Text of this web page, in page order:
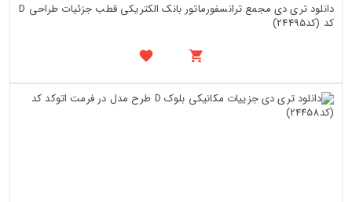
دانلود تری دی مجمع ترانسفورماتور بانک الکتریکی قطب جزئیات طراحی D
کد (کد24495)